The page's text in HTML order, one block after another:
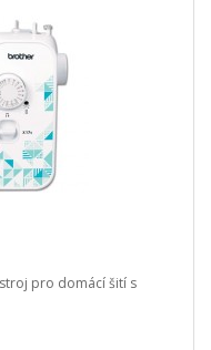
pro domácí šití s